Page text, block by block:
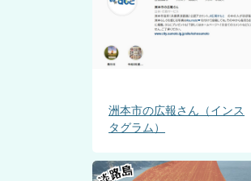
洲本市の広報さん（インス
タグラム）